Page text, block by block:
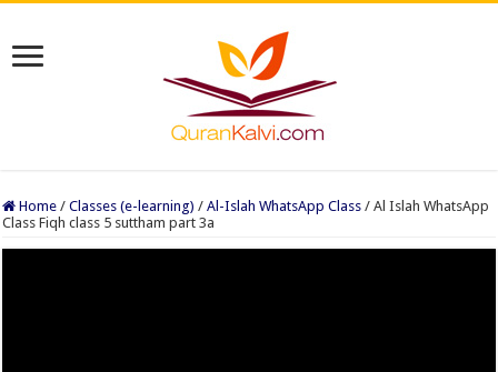
Home / Classes (e-learning) / Al-Islah WhatsApp Class / Al Islah WhatsApp
Class Fiqh class 5 suttham part 3a